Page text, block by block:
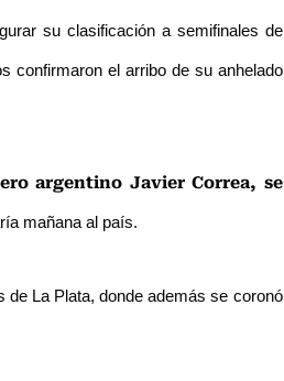
su clasificación a semifinales de
confirmaron el arribo de su anhelado
argentino Javier Correa, se
mañana al país.
La Plata, donde además se coronó